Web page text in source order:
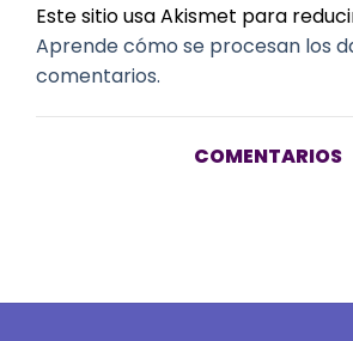
Este sitio usa Akismet para
Aprende cómo se procesan los
comentarios.
COMENTARIOS